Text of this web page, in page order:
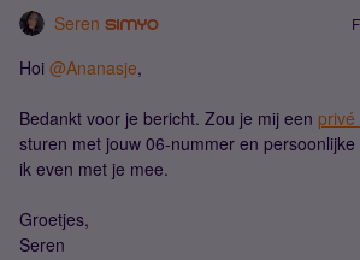
Seren
Hoi @Ananasje,
Bedankt voor je bericht. Zou je mij een privé
sturen met jouw 06-nummer en
ik even met je mee.
Groetjes,
Seren